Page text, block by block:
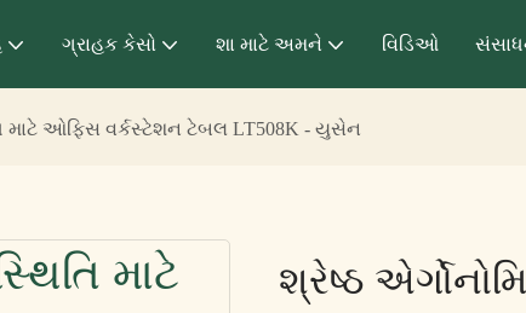
ગ્રાહક કેસો શા માટે અમને વિડિઓ
માટે ઓફિસ વર્કસ્ટેશન ટેબલ LT508K - યુસેન
શ્રેષ્ઠ